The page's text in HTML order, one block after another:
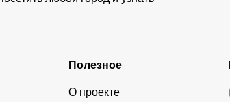
Полезное
О проекте